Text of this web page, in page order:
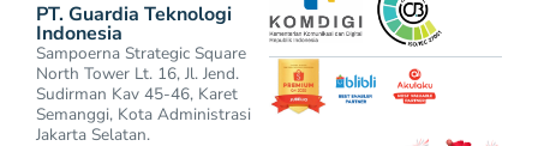
PT. Guardia Teknologi
Indonesia
Sampoerna Strategic Square
North Tower Lt. 16, Jl. Jend.
Sudirman Kav 45-46, Karet
Semanggi, Kota Administrasi
Jakarta Selatan.